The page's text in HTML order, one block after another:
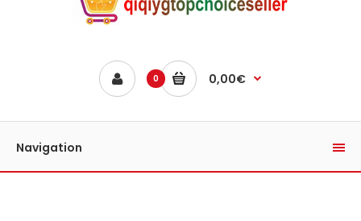
0 0,00€
Navigation